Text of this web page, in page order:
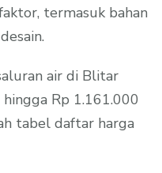
termasuk bahan
air di Blitar
Rp 1.161.000
tabel daftar harga